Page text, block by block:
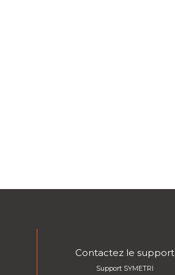
Contactez le support
Support SYMETRI